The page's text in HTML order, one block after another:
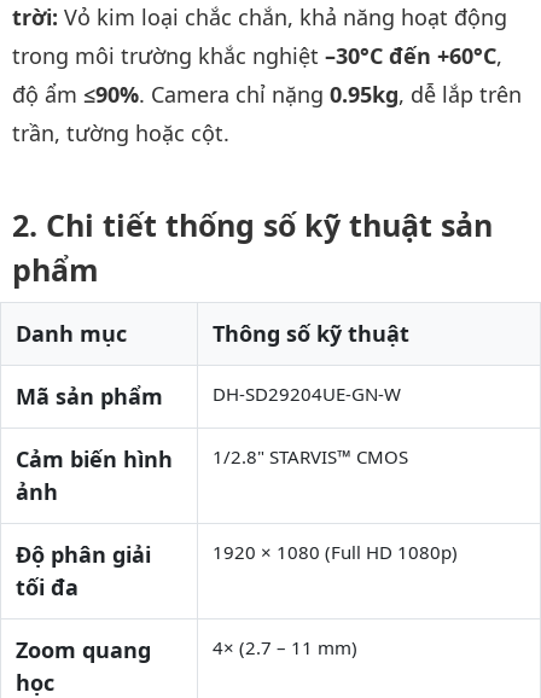
trời: Vỏ kim loại chắc chắn, khả năng hoạt động
trong môi trường khắc nghiệt –30°C đến +60°C,
độ ẩm ≤90%. Camera chỉ nặng 0.95kg, dễ lắp trên
trần, tường hoặc cột.
Chi tiết thống số kỹ thuật sản
phẩm
Danh mục Thông số kỹ thuật
Mã sản phẩm DH-SD29204UE-GN-W
Cảm biến hình
ảnh
1/2.8" STARVIS™ CMOS
Độ phân giải
tối đa
1920 × 1080 (Full HD 1080p)
Zoom quang
học
4× (2.7 – 11 mm)